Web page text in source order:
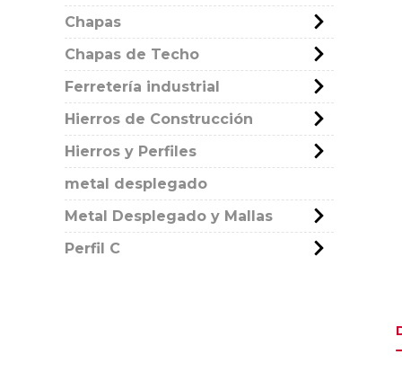
Chapas
Chapas de Techo
Ferretería industrial
Hierros de Construcción
Hierros y Perfiles
metal desplegado
Metal Desplegado y Mallas
Perfil C